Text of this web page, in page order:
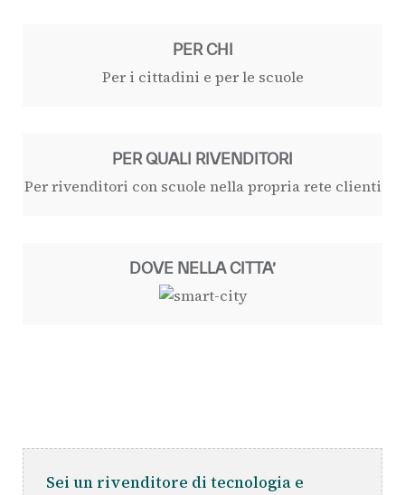
PER CHI
Per i cittadini e per le scuole
PER QUALI RIVENDITORI
Per rivenditori con scuole nella propria rete clienti
DOVE NELLA CITTA’
Sei un rivenditore di tecnologia e